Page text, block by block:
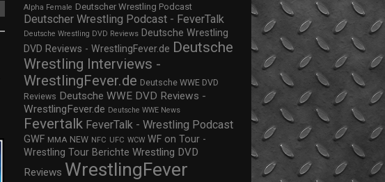
Alpha Female Deutscher Wrestling Podcast
Deutscher Wrestling Podcast - FeverTalk
Deutsche Wrestling DVD Reviews Deutsche Wrestling
DVD Reviews - WrestlingFever.de Deutsche
Wrestling Interviews -
WrestlingFever.de Deutsche WWE DVD
Reviews Deutsche WWE DVD Reviews -
WrestlingFever.de Deutsche WWE News
Fevertalk FeverTalk - Wrestling Podcast
GWF MMA NEW NFC UFC WCW WF on Tour -
Wrestling Tour Berichte Wrestling DVD
Reviews WrestlingFever